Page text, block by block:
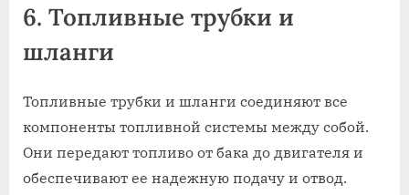
6. Топливные трубки и
шланги
Топливные трубки и шланги соединяют все
компоненты топливной системы между собой.
Они передают топливо от бака до двигателя и
обеспечивают ее надежную подачу и отвод.